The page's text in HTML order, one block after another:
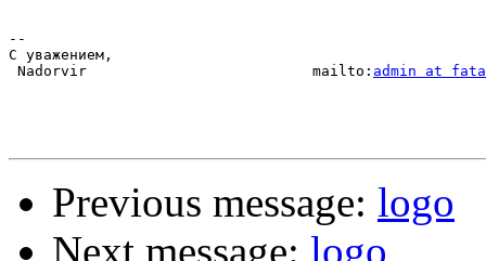
--
С уважением,
Nadorvir                          mailto: admin at
Previous message: logo
Next message: logo